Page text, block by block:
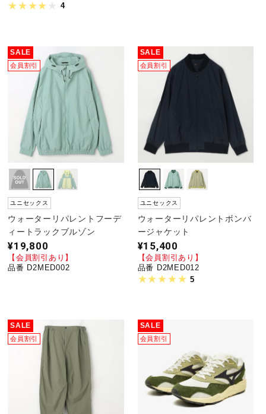
4
SALE
会員割引
ユニセックス
ウォーターリパレントフーデ
ィートラックブルゾン
¥19,800
【会員割引あり】
品番 D2MED002
SALE
会員割引
ユニセックス
ウォーターリパレントボンバ
ージャケット
¥15,400
【会員割引あり】
品番 D2MED012
5
SALE
会員割引
SALE
会員割引